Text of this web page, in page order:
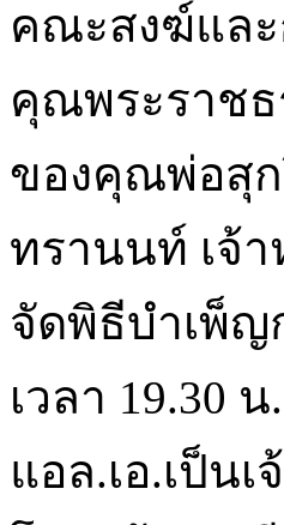
ของคุณพ่อสุก
ทรานนท์ เจ้
จัดพิธีบำเพ็ญ
เวลา 19.30
แอล.เอ.เป็น
โดยพร้อมเพ
ส่วนวันเสาร์